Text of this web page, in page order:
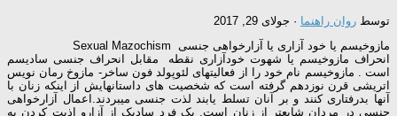
توسط روان راهنما · جولای 29, 2017
مازوخیسم یا خود آزاری یا آزارخواهی جنسی Sexual Mazochism
انحراف مازوخیسم یا شهوت خودآزاری نقطه مقابل انحراف جنسی سادیسم
است . مازوخیسم نام خود را از فعالیتهای لئوپولد فون ساخر- مازوخ رمان نویس
اتریشی قرن نوزدهم گرفته است که شخصیت های داستانهایش از اینکه زنان با
آنها بدرفتاری کنند و بر آنان تسلط یابند لذت جنسی میبردند.اعمال آزارخواهی
جنسی در مردان شایعتر از زنان است. یک فرد سادیک از آزارو اذیت کردن به